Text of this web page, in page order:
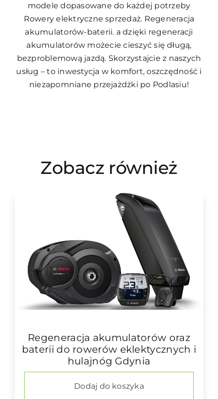
modele dopasowane do każdej potrzeby
Rowery elektryczne sprzedaż. Regeneracja
akumulatorów-baterii. a dzięki regeneracji
akumulatorów możecie cieszyć się długą,
bezproblemową jazdą. Skorzystajcie z naszych
usług – to inwestycja w komfort, oszczędność i
niezapomniane przejażdżki po Podlasiu!
Zobacz również
Regeneracja akumulatorów oraz
baterii do rowerów eklektycznych i
hulajnóg Gdynia
Dodaj do koszyka